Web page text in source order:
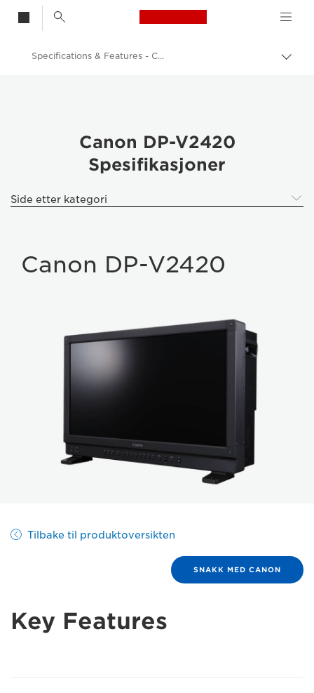
Canon Logo, back
Canon DP-V2420
Specifications & Features - Canon EOS M6 - 015 DP-V2420
Canon DP-V2420
Spesifikasjoner
Side etter kategori
Canon DP-V2420
Tilbake til produktoversikten
SNAKK MED CANON
Key Features